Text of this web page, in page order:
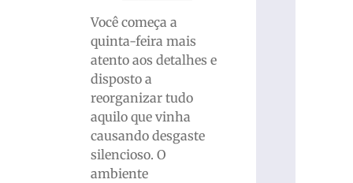
Você começa a
quinta-feira mais
atento aos detalhes e
disposto a
reorganizar tudo
aquilo que vinha
causando desgaste
silencioso. O
ambiente